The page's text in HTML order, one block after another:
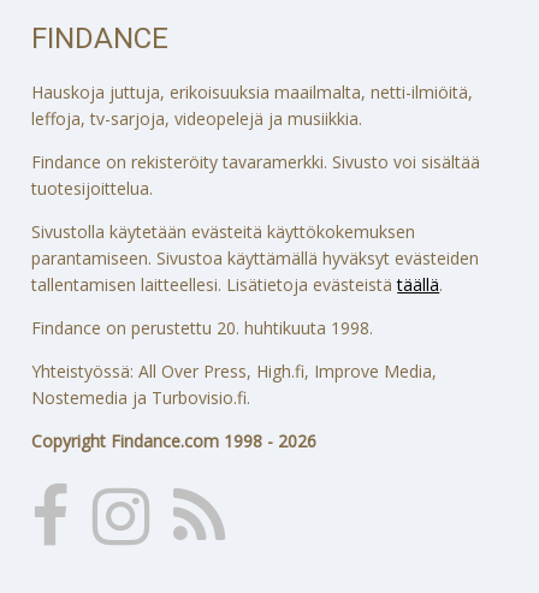
FINDANCE
Hauskoja juttuja, erikoisuuksia maailmalta, netti-ilmiöitä,
leffoja, tv-sarjoja, videopelejä ja musiikkia.
Findance on rekisteröity tavaramerkki. Sivusto voi sisältää
tuotesijoittelua.
Sivustolla käytetään evästeitä käyttökokemuksen
parantamiseen. Sivustoa käyttämällä hyväksyt evästeiden
tallentamisen laitteellesi. Lisätietoja evästeistätäällä.
Findance on perustettu 20. huhtikuuta 1998.
Yhteistyössä: All Over Press, High.fi, Improve Media,
Nostemedia ja Turbovisio.fi.
Copyright Findance.com 1998 - 2026